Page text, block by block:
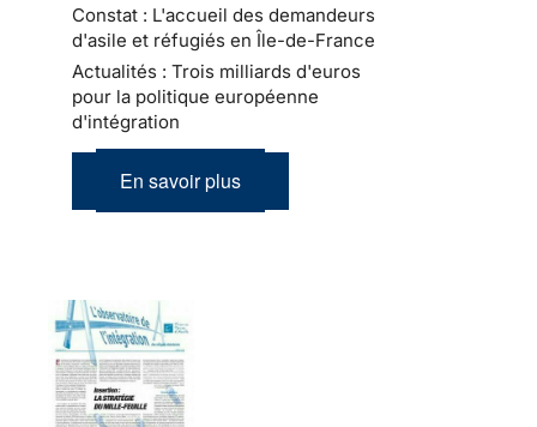
Constat : L'accueil des demandeurs
d'asile et réfugiés en Île-de-France
Actualités : Trois milliards d'euros
pour la politique européenne
d'intégration
En savoir plus